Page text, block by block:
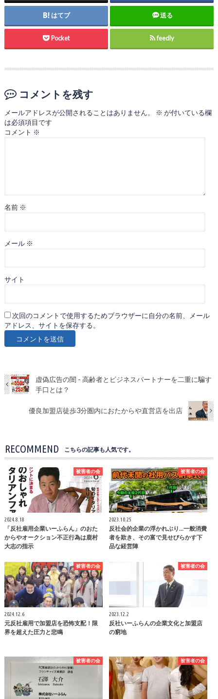
はてブ 送る
Pocket feedly
コメントを残す
メールアドレスが公開されることはありません。 ※ が付いている欄
は必須項目です
コメント ※
名前 ※
メール ※
サイト
次回のコメントで使用するためブラウザーに自分の名前、メール
アドレス、サイトを保存する。
虚偽広告の闇 - 高齢者とビジネスパートナーを二重に騙す
手口とは？
優良加盟店徒歩3分圏内におたからや直営店を出店
RECOMMEND こちらの記事も人気です。
被害者の会
2024.8.18
「反社雇用企業いーふらん」のおた
からやオークション不正行為は鹿村
大志の指示
被害者の会
2023.10.25
反社会的企業の浮かれぶり…一般消費
者を欺き、その富で見せびらかす下
品な経営陣
被害者の会
2024.12.6
元反社雇用で加盟店を恐怖支配！限
界を超えた圧力と悲鳴
被害者の会
2023.12.2
反社いーふらんの企業文化と加盟店
の窮地
被害者の会 被害者の会